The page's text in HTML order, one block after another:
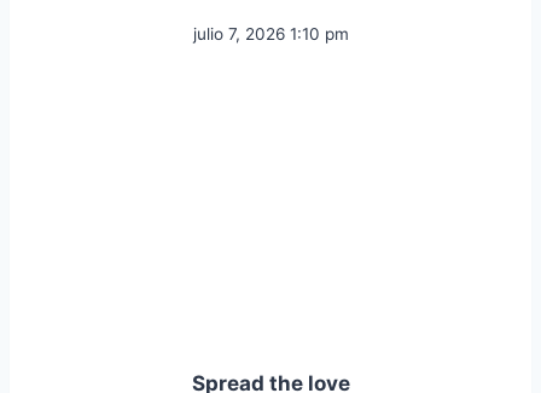
julio 7, 2026 1:10 pm
Spread the love